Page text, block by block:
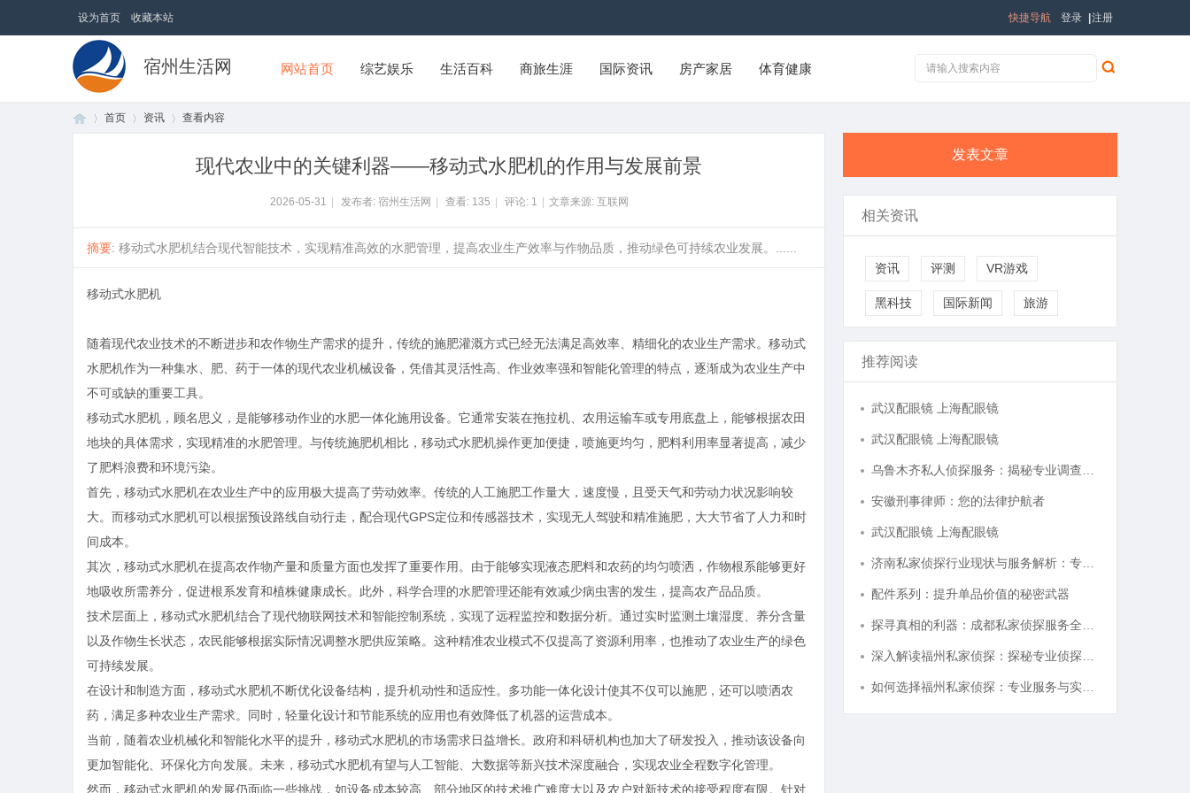
设为首页 收藏本站 登录 注册
快捷导航
宿州生活网 网站首页 综艺娱乐 生活百科 商旅生涯 国际资讯 房产家居 体育健康
首页 资讯 查看内容
现代农业中的关键利器——移动式水肥机的作用与发展前景
2026-05-31 发布者: 宿州生活网 查看: 135 评论: 1 文章来源: 互联网
摘要: 移动式水肥机结合现代智能技术，实现精准高效的水肥管理，提高农业生产效率与作物品质，推动绿色可持续农业发展。......
移动式水肥机
随着现代农业技术的不断进步和农作物生产需求的提升，传统的施肥灌溉方式已经无法满足高效率、精细化的农业生产需求。移动式
水肥机作为一种集水、肥、药于一体的现代农业机械设备，凭借其灵活性高、作业效率强和智能化管理的特点，逐渐成为农业生产中
不可或缺的重要工具。
移动式水肥机，顾名思义，是能够移动作业的水肥一体化施用设备。它通常安装在拖拉机、农用运输车或专用底盘上，能够根据农田
地块的具体需求，实现精准的水肥管理。与传统施肥机相比，移动式水肥机操作更加便捷，喷施更均匀，肥料利用率显著提高，减少
了肥料浪费和环境污染。
首先，移动式水肥机在农业生产中的应用极大提高了劳动效率。传统的人工施肥工作量大，速度慢，且受天气和劳动力状况影响较
大。而移动式水肥机可以根据预设路线自动行走，配合现代GPS定位和传感器技术，实现无人驾驶和精准施肥，大大节省了人力和时
间成本。
其次，移动式水肥机在提高农作物产量和质量方面也发挥了重要作用。由于能够实现液态肥料和农药的均匀喷洒，作物根系能够更好
地吸收所需养分，促进根系发育和植株健康成长。此外，科学合理的水肥管理还能有效减少病虫害的发生，提高农产品品质。
技术层面上，移动式水肥机结合了现代物联网技术和智能控制系统，实现了远程监控和数据分析。通过实时监测土壤湿度、养分含量
以及作物生长状态，农民能够根据实际情况调整水肥供应策略。这种精准农业模式不仅提高了资源利用率，也推动了农业生产的绿色
可持续发展。
在设计和制造方面，移动式水肥机不断优化设备结构，提升机动性和适应性。多功能一体化设计使其不仅可以施肥，还可以喷洒农
药，满足多种农业生产需求。同时，轻量化设计和节能系统的应用也有效降低了机器的运营成本。
当前，随着农业机械化和智能化水平的提升，移动式水肥机的市场需求日益增长。政府和科研机构也加大了研发投入，推动该设备向
更加智能化、环保化方向发展。未来，移动式水肥机有望与人工智能、大数据等新兴技术深度融合，实现农业全程数字化管理。
然而，移动式水肥机的发展仍面临一些挑战，如设备成本较高、部分地区的技术推广难度大以及农户对新技术的接受程度有限。针对
发表文章
相关资讯
资讯 评测 VR游戏
黑科技 国际新闻 旅游
推荐阅读
武汉配眼镜 上海配眼镜
武汉配眼镜 上海配眼镜
安徽刑事律师：您的法律护航者
武汉配眼镜 上海配眼镜
配件系列：提升单品价值的秘密武器